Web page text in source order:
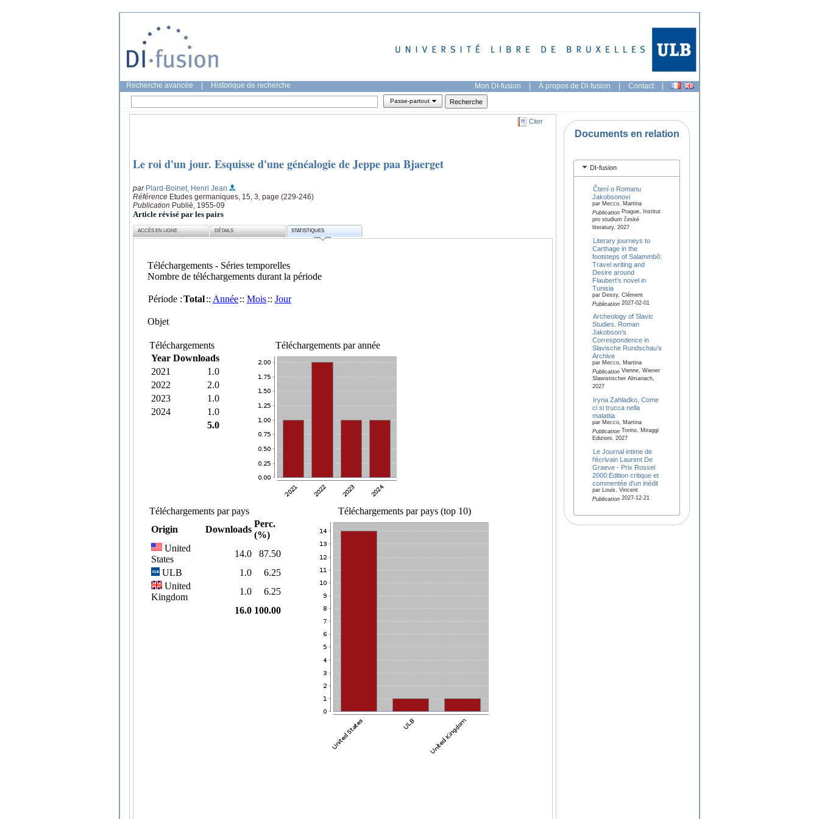
Recherche avancée Historique de recherche Mon DI-fusion | À propos de DI-fusion | Contact |
Passe-partout
Citer
Le roi d'un jour. Esquisse d'une généalogie de Jeppe paa Bjaerget
par Plard-Boinet, Henri Jean
Référence Etudes germaniques, 15, 3, page (229-246)
Publication Publié, 1955-09
Article révisé par les pairs
ACCÈS EN LIGNE DÉTAILS STATISTIQUES
Documents en relation
DI-fusion
Čtení o Romanu
Jakobsonovi
par Mecco, Martina
PublicationPrague, Institut
pro studium české
literatury, 2027
Literary journeys to
Carthage in the
footsteps of Salammbô:
Travel writing and
Desire around
Flaubert’s novel in
Tunisia
par Dessy, Clément
Publication2027-02-01
Archeology of Slavic
Studies. Roman
Jakobson’s
Correspondence in
Slavische Rundschau’s
Archive
par Mecco, Martina
PublicationVienne, Wiener
Slawistischer Almanach,
2027
Iryna Zahladko, Come
ci si trucca nella
malattia
par Mecco, Martina
PublicationTorino, Miraggi
Edizioni, 2027
Le Journal intime de
l'écrivain Laurent De
Graeve - Prix Rossel
2000:Edition critique et
commentée d'un inédit
par Louis, Vincent
Publication2027-12-21